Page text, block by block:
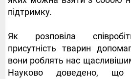
підтримку.
Як розповіла
присутність тварин
вони роблять нас
Науково доведено, що